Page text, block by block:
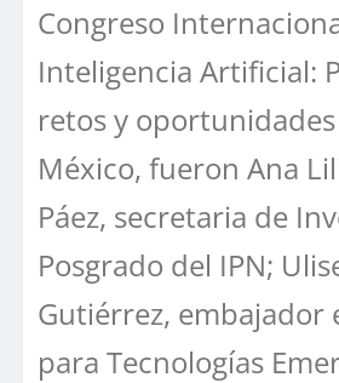
Congreso
Inteligencia Artificial:
retos y
México, fueron Ana
Páez, secretaria de
Posgrado del IPN;
Gutiérrez, embajador
para Tecnologías